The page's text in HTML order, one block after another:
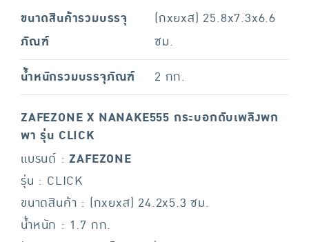
ขนาดสินค้ารวมบรรจุ
ภัณฑ์
(กxยxส) 25.8x7.3x6.6
ซม.
น้ำหนักรวมบรรจุภัณฑ์
2 กก.
ZAFEZONE X NANAKE555 กระบอกดับเพลิงพก
พา รุ่น CLICK
แบรนด์ :ZAFEZONE
รุ่น : CLICK
ขนาดสินค้า : (กxยxส) 24.2x5.3 ซม.
น้ำหนัก : 1.7 กก.